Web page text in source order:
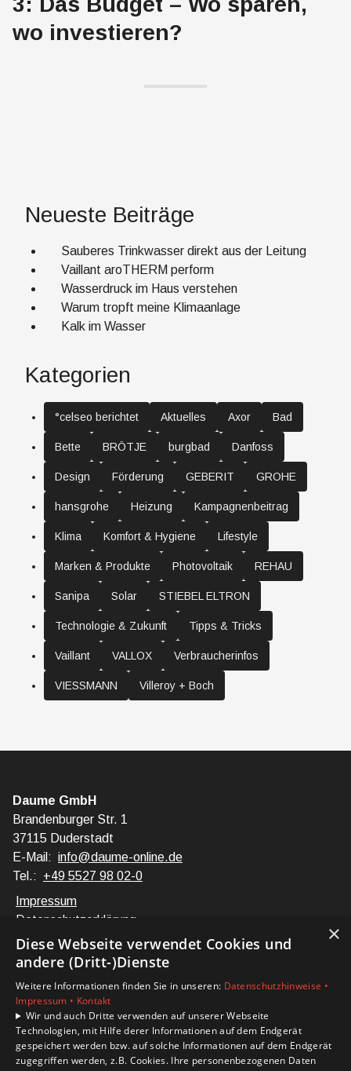
wo investieren?
Neueste Beiträge
Sauberes Trinkwasser direkt aus der Leitung
Vaillant aroTHERM perform
Wasserdruck im Haus verstehen
Warum tropft meine Klimaanlage
Kalk im Wasser
Kategorien
°celseo berichtet Aktuelles Axor Bad
Bette BRÖTJE burgbad Danfoss
Design Förderung GEBERIT GROHE
hansgrohe Heizung Kampagnenbeitrag
Klima Komfort & Hygiene Lifestyle
Marken & Produkte Photovoltaik REHAU
Sanipa Solar STIEBEL ELTRON
Technologie & Zukunft Tipps & Tricks
Vaillant VALLOX Verbraucherinfos
VIESSMANN Villeroy + Boch
Daume GmbH
Brandenburger Str. 1
37115 Duderstadt
E-Mail: info@daume-online.de
Tel.: +49 5527 98 02-0
Impressum
Datenschutzerklärung
Barrierefreiheitserklärung
Privatkunden
Karriere
Unternehmen
Kontakt
×
Diese Webseite verwendet Cookies und
andere (Dritt-)Dienste
Weitere Informationen finden Sie in unseren: Datenschutzhinweise •
Impressum • Kontakt
Wir und auch Dritte verwenden auf unserer Webseite
Technologien, mit Hilfe derer Informationen auf dem Endgerät
gespeichert werden bzw. auf solche Informationen auf dem Endgerät
zugegriffen werden, z.B. Cookies. Ihre personenbezogenen Daten